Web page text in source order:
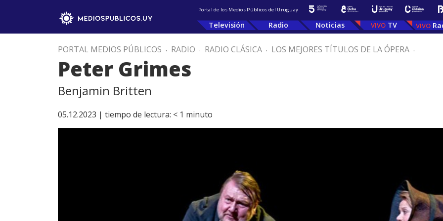
Portal de los Medios Públicos del Uruguay
Televisión Radio Noticias TV
PORTAL MEDIOS PÚBLICOS . RADIO . RADIO CLÁSICA . LOS MEJORES TÍTULOS DE LA ÓPERA .
Peter Grimes
Benjamin Britten
05.12.2023 | tiempo de lectura: < 1 minuto